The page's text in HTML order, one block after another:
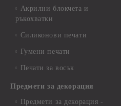
Акрилни блокчета и
ръкохватки
Силиконови печати
Гумени печати
Печати за восък
Предмети за декорация
Предмети за декорация -